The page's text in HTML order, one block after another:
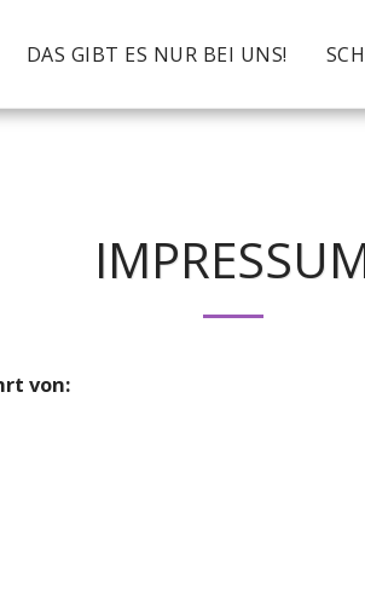
DAS GIBT ES NUR BEI UNS!
von: